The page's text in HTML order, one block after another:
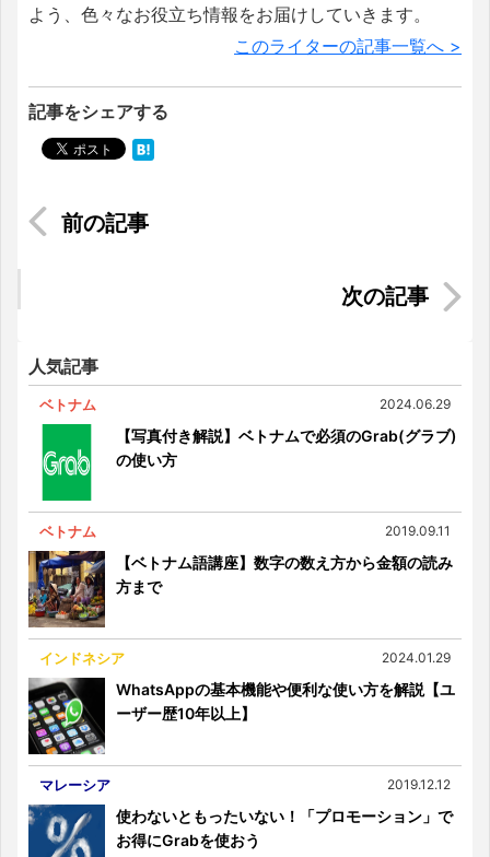
よう、色々なお役立ち情報をお届けしていきます。
このライターの記事一覧へ >
記事をシェアする
日本とは違う。ベトナムでの給与、税金及び諸手
ホーチミンのアオザイ店で既製品アオザイを買う
人気記事
ベトナム 2024.06.29
【写真付き解説】ベトナムで必須のGrab(グラブ)
の使い方
ベトナム 2019.09.11
【ベトナム語講座】数字の数え方から金額の読み
方まで
インドネシア 2024.01.29
WhatsAppの基本機能や便利な使い方を解説【ユ
ーザー歴10年以上】
マレーシア 2019.12.12
使わないともったいない！「プロモーション」で
お得にGrabを使おう